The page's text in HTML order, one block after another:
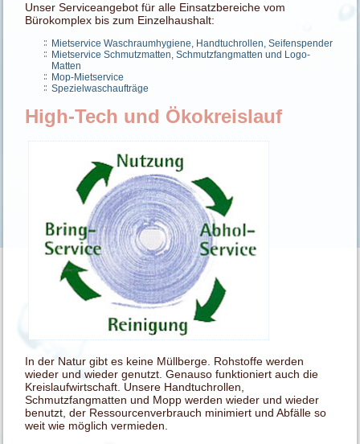
Unser Serviceangebot für alle Einsatzbereiche vom
Bürokomplex bis zum Einzelhaushalt:
Mietservice Waschraumhygiene, Handtuchrollen, Seifenspender
Mietservice Schmutzmatten, Schmutzfangmatten und Logo-
Matten
Mop-Mietservice
Spezielwaschaufträge
High-Tech und Ökokreislauf
In der Natur gibt es keine Müllberge. Rohstoffe werden
wieder und wieder genutzt. Genauso funktioniert auch die
Kreislaufwirtschaft. Unsere Handtuchrollen,
Schmutzfangmatten und Mopp werden wieder und wieder
benutzt, der Ressourcenverbrauch minimiert und Abfälle so
weit wie möglich vermieden.